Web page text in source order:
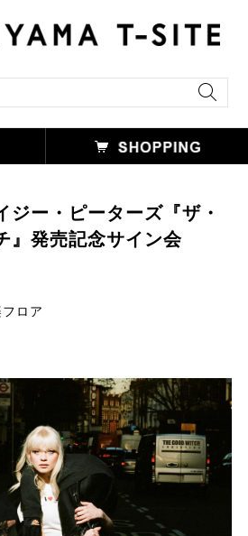
ジー・ピーターズ『ザ・
』発売記念サイン会
ロア